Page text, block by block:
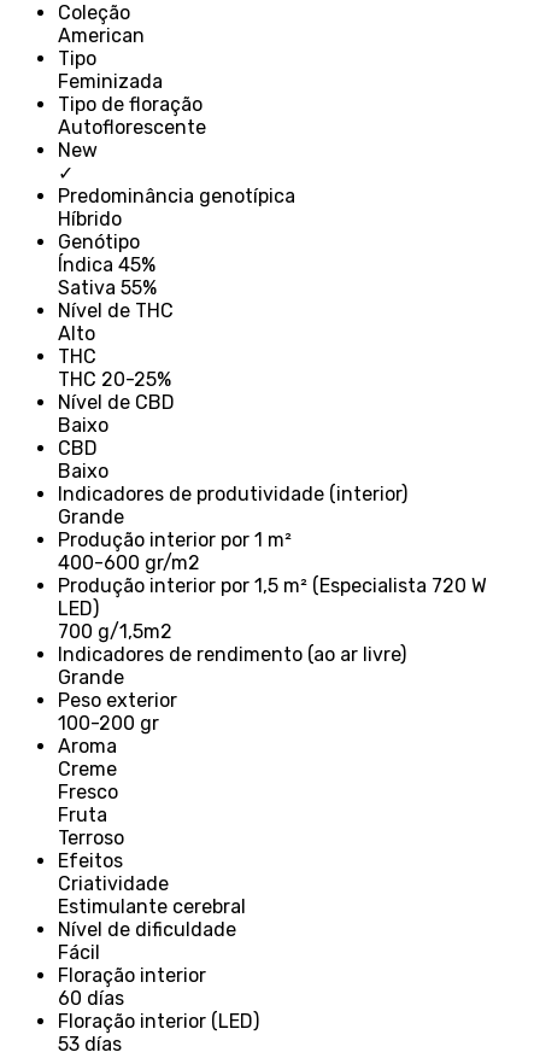
Coleção
American
Tipo
Feminizada
Tipo de floração
Autoflorescente
New
✓
Predominância genotípica
Híbrido
Genótipo
Índica 45%
Sativa 55%
Nível de THC
Alto
THC
THC 20-25%
Nível de CBD
Baixo
CBD
Baixo
Indicadores de produtividade (interior)
Grande
Produção interior por 1 m²
400-600 gr/m2
Produção interior por 1,5 m² (Especialista 720 W
LED)
700 g/1,5m2
Indicadores de rendimento (ao ar livre)
Grande
Peso exterior
100-200 gr
Aroma
Creme
Fresco
Fruta
Terroso
Efeitos
Criatividade
Estimulante cerebral
Nível de dificuldade
Fácil
Floração interior
60 días
Floração interior (LED)
53 días